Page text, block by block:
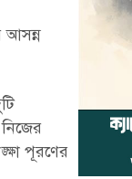
আসন্ন
পূরণের